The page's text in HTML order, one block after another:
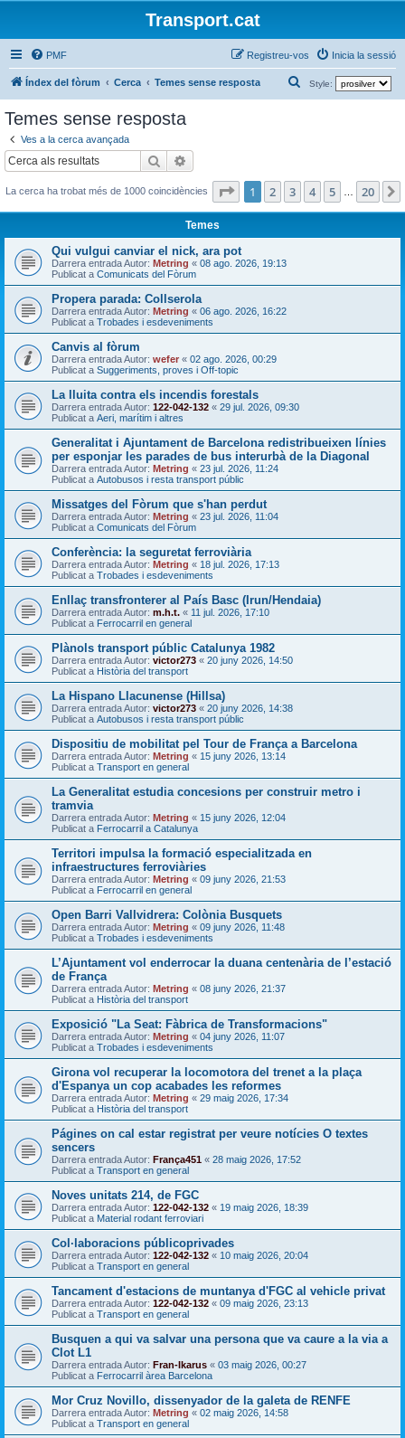
Transport.cat
PMF Inicia la sessió
Registreu-vos
Índex del fòrum Cerca Temes sense resposta Style:
e
Temes sense resposta
Ves a la cerca avançada
Cerca
La cerca ha trobat més de 1000 coincidències Pàgina de 20
1 2 3 4 5 20
Temes
Qui vulgui canviar el nick, ara pot
Darrera entrada Autor: Metring « 08 ago. 2026, 19:13
Publicat a Comunicats del Fòrum
Propera parada: Collserola
Darrera entrada Autor: Metring « 06 ago. 2026, 16:22
Publicat a Trobades i esdeveniments
Canvis al fòrum
Darrera entrada Autor: wefer « 02 ago. 2026, 00:29
Publicat a Suggeriments, proves i Off-topic
La lluita contra els incendis forestals
Darrera entrada Autor: 122-042-132 « 29 jul. 2026, 09:30
Publicat a Aeri, marítim i altres
Generalitat i Ajuntament de Barcelona redistribueixen línies
per esponjar les parades de bus interurbà de la Diagonal
Darrera entrada Autor: Metring « 23 jul. 2026, 11:24
Publicat a Autobusos i resta transport públic
Missatges del Fòrum que s'han perdut
Darrera entrada Autor: Metring « 23 jul. 2026, 11:04
Publicat a Comunicats del Fòrum
Conferència: la seguretat ferroviària
Darrera entrada Autor: Metring « 18 jul. 2026, 17:13
Publicat a Trobades i esdeveniments
Enllaç transfronterer al País Basc (Irun/Hendaia)
Darrera entrada Autor: m.h.t. « 11 jul. 2026, 17:10
Publicat a Ferrocarril en general
Plànols transport públic Catalunya 1982
Darrera entrada Autor: victor273 « 20 juny 2026, 14:50
Publicat a Història del transport
La Hispano Llacunense (Hillsa)
Darrera entrada Autor: victor273 « 20 juny 2026, 14:38
Publicat a Autobusos i resta transport públic
Dispositiu de mobilitat pel Tour de França a Barcelona
Darrera entrada Autor: Metring « 15 juny 2026, 13:14
Publicat a Transport en general
La Generalitat estudia concesions per construir metro i
tramvia
Darrera entrada Autor: Metring « 15 juny 2026, 12:04
Publicat a Ferrocarril a Catalunya
Territori impulsa la formació especialitzada en
infraestructures ferroviàries
Darrera entrada Autor: Metring « 09 juny 2026, 21:53
Publicat a Ferrocarril en general
Open Barri Vallvidrera: Colònia Busquets
Darrera entrada Autor: Metring « 09 juny 2026, 11:48
Publicat a Trobades i esdeveniments
L’Ajuntament vol enderrocar la duana centenària de l’estació
de França
Darrera entrada Autor: Metring « 08 juny 2026, 21:37
Publicat a Història del transport
Exposició "La Seat: Fàbrica de Transformacions"
Darrera entrada Autor: Metring « 04 juny 2026, 11:07
Publicat a Trobades i esdeveniments
Girona vol recuperar la locomotora del trenet a la plaça
d'Espanya un cop acabades les reformes
Darrera entrada Autor: Metring « 29 maig 2026, 17:34
Publicat a Història del transport
Págines on cal estar registrat per veure notícies O textes
sencers
Darrera entrada Autor: França451 « 28 maig 2026, 17:52
Publicat a Transport en general
Noves unitats 214, de FGC
Darrera entrada Autor: 122-042-132 « 19 maig 2026, 18:39
Publicat a Material rodant ferroviari
Col·laboracions públicoprivades
Darrera entrada Autor: 122-042-132 « 10 maig 2026, 20:04
Publicat a Transport en general
Tancament d'estacions de muntanya d'FGC al vehicle privat
Darrera entrada Autor: 122-042-132 « 09 maig 2026, 23:13
Publicat a Transport en general
Busquen a qui va salvar una persona que va caure a la via a
Clot L1
Darrera entrada Autor: Fran-Ikarus « 03 maig 2026, 00:27
Publicat a Ferrocarril àrea Barcelona
Mor Cruz Novillo, dissenyador de la galeta de RENFE
Darrera entrada Autor: Metring « 02 maig 2026, 14:58
Publicat a Transport en general